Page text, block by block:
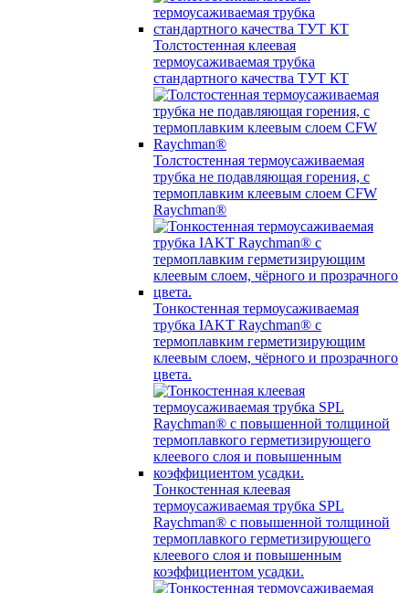
Толстостенная клеевая
термоусаживаемая трубка
стандартного качества ТУТ КТ
Толстостенная термоусаживаемая
трубка не подавляющая горения, с
термоплавким клеевым слоем CFW
Raychman®
Тонкостенная термоусаживаемая
трубка IAKT Raychman® с
термоплавким герметизирующим
клеевым слоем, чёрного и прозрачного
цвета.
Тонкостенная клеевая
термоусаживаемая трубка SPL
Raychman® с повышенной толщиной
термоплавкого герметизирующего
клеевого слоя и повышенным
коэффициентом усадки.